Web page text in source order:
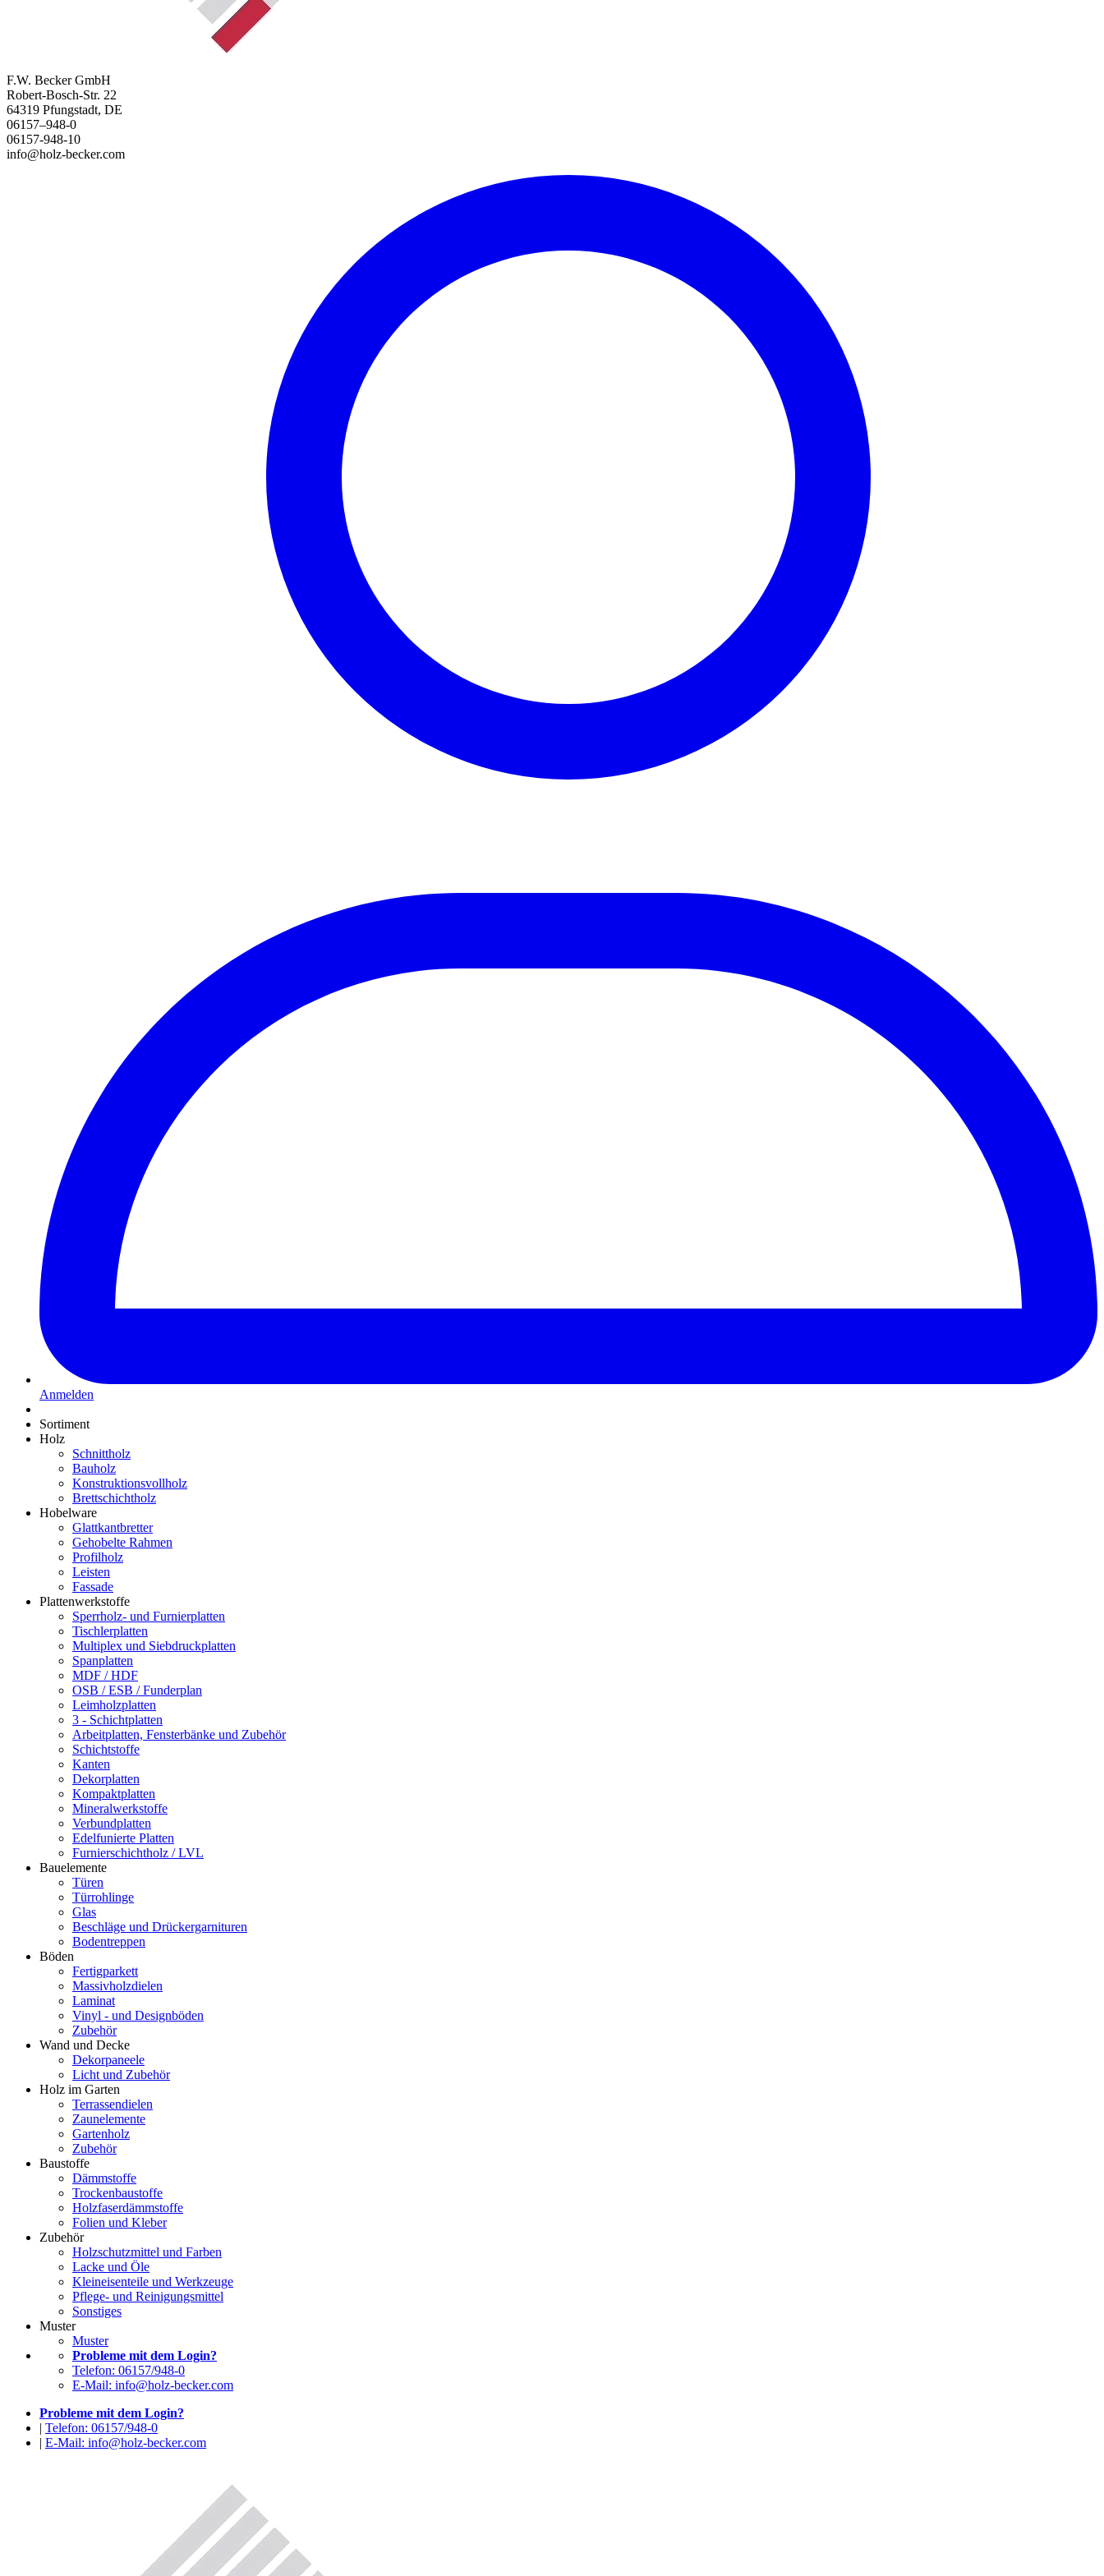
F.W. Becker GmbH
Robert-Bosch-Str. 22
64319 Pfungstadt, DE
06157–948-0
06157-948-10
info@holz-becker.com
Anmelden
Sortiment
Holz
Schnittholz
Bauholz
Konstruktionsvollholz
Brettschichtholz
Hobelware
Glattkantbretter
Gehobelte Rahmen
Profilholz
Leisten
Fassade
Plattenwerkstoffe
Sperrholz- und Furnierplatten
Tischlerplatten
Multiplex und Siebdruckplatten
Spanplatten
MDF / HDF
OSB / ESB / Funderplan
Leimholzplatten
3 - Schichtplatten
Arbeitplatten, Fensterbänke und Zubehör
Schichtstoffe
Kanten
Dekorplatten
Kompaktplatten
Mineralwerkstoffe
Verbundplatten
Edelfunierte Platten
Furnierschichtholz / LVL
Bauelemente
Türen
Türrohlinge
Glas
Beschläge und Drückergarnituren
Bodentreppen
Böden
Fertigparkett
Massivholzdielen
Laminat
Vinyl - und Designböden
Zubehör
Wand und Decke
Dekorpaneele
Licht und Zubehör
Holz im Garten
Terrassendielen
Zaunelemente
Gartenholz
Zubehör
Baustoffe
Dämmstoffe
Trockenbaustoffe
Holzfaserdämmstoffe
Folien und Kleber
Zubehör
Holzschutzmittel und Farben
Lacke und Öle
Kleineisenteile und Werkzeuge
Pflege- und Reinigungsmittel
Sonstiges
Muster
Muster
Probleme mit dem Login?
Telefon: 06157/948-0
E-Mail: info@holz-becker.com
Probleme mit dem Login?
| Telefon: 06157/948-0
| E-Mail: info@holz-becker.com